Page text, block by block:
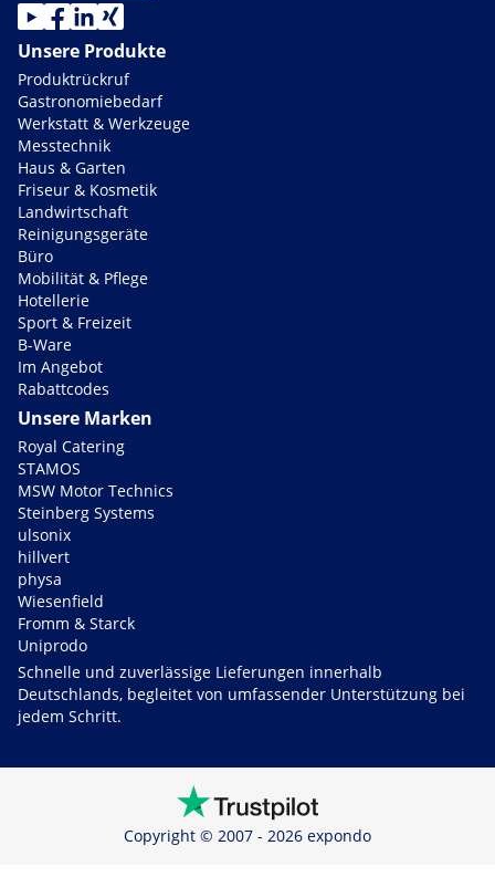
Unsere Produkte
Produktrückruf
Gastronomiebedarf
Werkstatt & Werkzeuge
Messtechnik
Haus & Garten
Friseur & Kosmetik
Landwirtschaft
Reinigungsgeräte
Büro
Mobilität & Pflege
Hotellerie
Sport & Freizeit
B-Ware
Im Angebot
Rabattcodes
Unsere Marken
Royal Catering
STAMOS
MSW Motor Technics
Steinberg Systems
ulsonix
hillvert
physa
Wiesenfield
Fromm & Starck
Uniprodo
Schnelle und zuverlässige Lieferungen innerhalb
Deutschlands, begleitet von umfassender Unterstützung bei
jedem Schritt.
Copyright © 2007 - 2026 expondo